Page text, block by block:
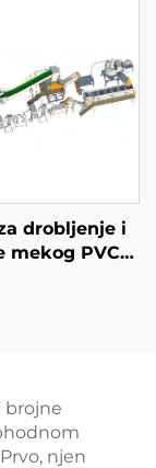
drobljenje i
mekog PVC
brojne
njen